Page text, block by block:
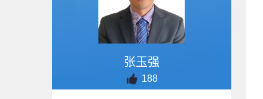
张玉强
188